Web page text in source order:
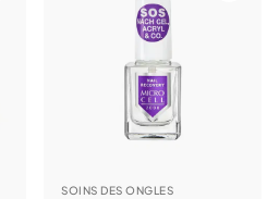
SOINS DES ONGLES